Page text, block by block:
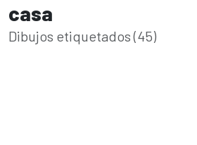
casa
Dibujos etiquetados (45)